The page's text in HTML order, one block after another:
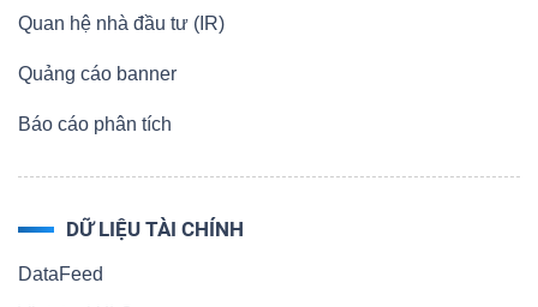
Quan hệ nhà đầu tư (IR)
Quảng cáo banner
Báo cáo phân tích
DỮ LIỆU TÀI CHÍNH
DataFeed